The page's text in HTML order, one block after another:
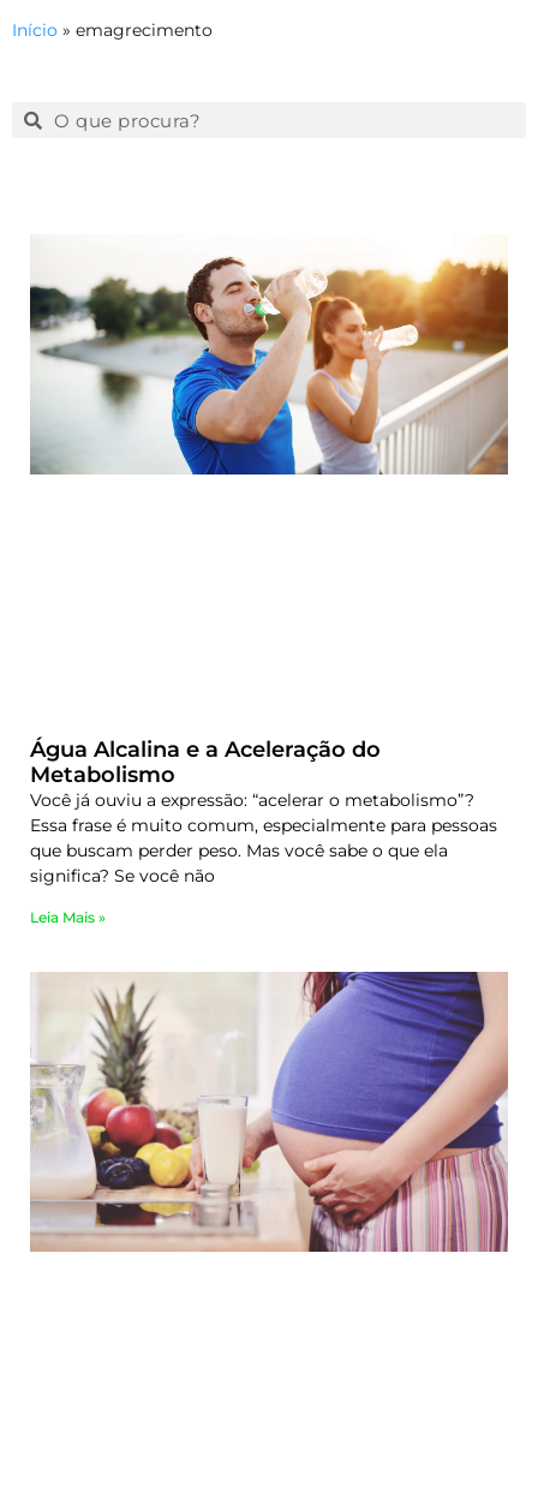
Início » emagrecimento
Água Alcalina e a Aceleração do
Metabolismo
Você já ouviu a expressão: “acelerar o metabolismo”?
Essa frase é muito comum, especialmente para pessoas
que buscam perder peso. Mas você sabe o que ela
significa? Se você não
Leia Mais »